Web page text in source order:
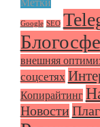
Метки
Google SEO
внешняя
соцсетях
Копирайтинг
Новости